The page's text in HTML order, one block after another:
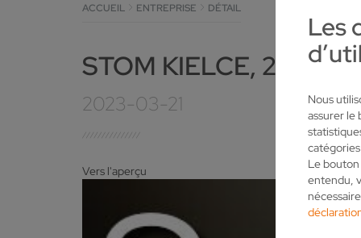
Les
Nous
assurer le
Le
entendu,
ACCUEIL ENTREPRISE DÉTAIL
STOM KIELCE, 28- 31
2023-03-21
Vers l'aperçu